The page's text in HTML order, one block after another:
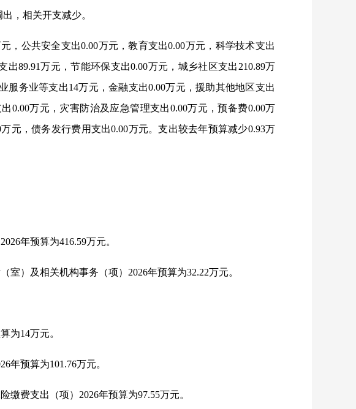
原因是人员调出，相关开支减少。
，公共安全支出0.00万元，教育支出0.00万元，科学技术支出
89.91万元，节能环保支出0.00万元，城乡社区支出210.89万
服务业等支出14万元，金融支出0.00万元，援助其他地区支出
0.00万元，灾害防治及应急管理支出0.00万元，预备费0.00万
元，债务发行费用支出0.00万元。支出较去年预算减少0.93万
年预算为416.59万元。
）及相关机构事务（项）2026年预算为32.22万元。
为14万元。
年预算为101.76万元。
费支出（项）2026年预算为97.55万元。